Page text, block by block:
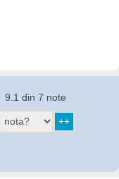
9.1 din 7 note